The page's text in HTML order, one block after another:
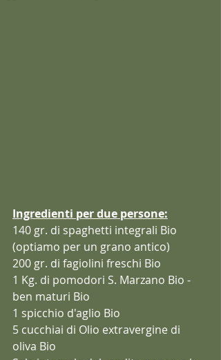
Ingredienti per due persone:
140 gr. di spaghetti integrali Bio
(optiamo per un grano antico)
200 gr. di fagiolini freschi Bio
1 Kg. di pomodori S. Marzano Bio -
ben maturi Bio
1 spicchio d'aglio Bio
5 cucchiai di Olio extravergine di
oliva Bio